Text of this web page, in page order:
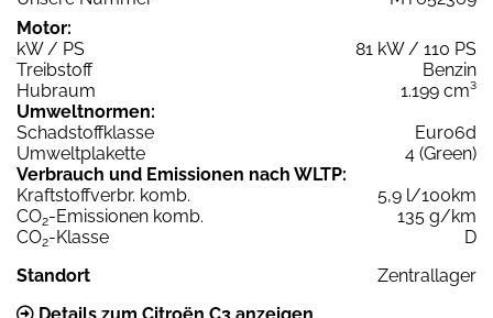
Motor:
kW / PS
81 kW / 110 PS
Treibstoff
Benzin
Hubraum
1.199 cm³
Umweltnormen:
Schadstoffklasse
Euro6d
Umweltplakette
4 (Green)
Verbrauch und Emissionen nach WLTP:
Kraftstoffverbr. komb.
5,9 l/100km
CO2-Emissionen komb.
135 g/km
CO2-Klasse
D
Standort
Zentrallager